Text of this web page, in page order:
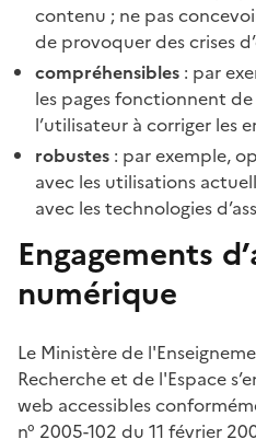
contenu ; ne pas
de provoquer des crises
compréhensibles : par
les pages fonctionnent
l’utilisateur à corriger les
robustes : par exemple,
avec les utilisations
avec les technologies
Engagements
numérique
Le Ministère de
Recherche et de l'Espace
web accessibles
(Ouvre une nouvelle fenêtre)
n° 2005-102 du 11 février